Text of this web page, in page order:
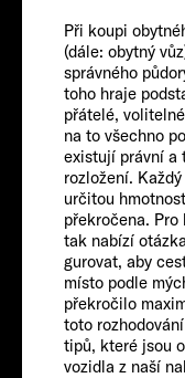
Servis
Při koupi
(dále: obytný
správného
toho hraje
přátelé,
na to všechno
existují právní a
rozložení.
určitou
překročena.
tak nabízí
gurovat, aby
místo podle
překročilo
toto
tipů, které jsou
vozidla z naší
Chassis